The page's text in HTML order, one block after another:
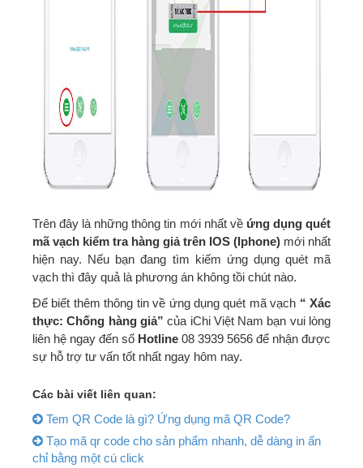
Trên đây là những thông tin mới nhất về ứng dụng quét
mã vạch kiểm tra hàng giả trên IOS (Iphone) mới nhất
hiện nay. Nếu bạn đang tìm kiếm ứng dụng quét mã
vạch thì đây quả là phương án không tồi chút nào.
Để biết thêm thông tin về ứng dụng quét mã vạch “ Xác
thực: Chống hàng giả” của iChi Việt Nam bạn vui lòng
liên hệ ngay đến số Hotline 08 3939 5656 để nhận được
sự hỗ trợ tư vấn tốt nhất ngay hôm nay.
Các bài viết liên quan:
Tem QR Code là gì? Ứng dụng mã QR Code?
Tạo mã qr code cho sản phẩm nhanh, dễ dàng in ấn
chỉ bằng một cú click